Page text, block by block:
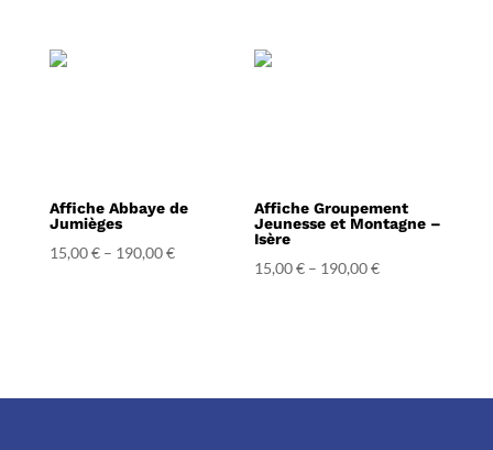
Affiche Abbaye de
Jumièges
15,00€– 190,00€
Affiche Groupement
Jeunesse et Montagne –
Isère
15,00€ – 190,00€